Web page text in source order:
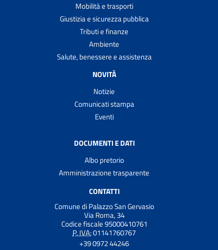
Mobilità e trasporti
Giustizia e sicurezza pubblica
Tributi e finanze
Ambiente
Salute, benessere e assistenza
NOVITÀ
Notizie
Comunicati stampa
Eventi
DOCUMENTI E DATI
Albo pretorio
Amministrazione trasparente
CONTATTI
Comune di Palazzo San Gervasio
Via Roma, 34
Codice fiscale 95000410761
P. IVA:01141760767
+39 0972 44246